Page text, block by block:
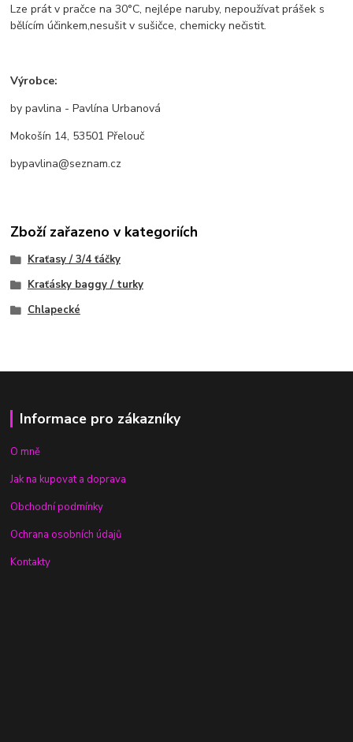
Lze prát v pračce na 30°C, nejlépe naruby, nepoužívat prášek s
bělícím účinkem,nesušit v sušičce, chemicky nečistit.
Výrobce:
by pavlina - Pavlína Urbanová
Mokošín 14, 53501 Přelouč
bypavlina@seznam.cz
Zboží zařazeno v kategoriích
Kraťasy / 3/4 ťáčky
Kraťásky baggy / turky
Chlapecké
Informace pro zákazníky
O mně
Jak na kupovat a doprava
Obchodní podmínky
Ochrana osobních údajů
Kontakty